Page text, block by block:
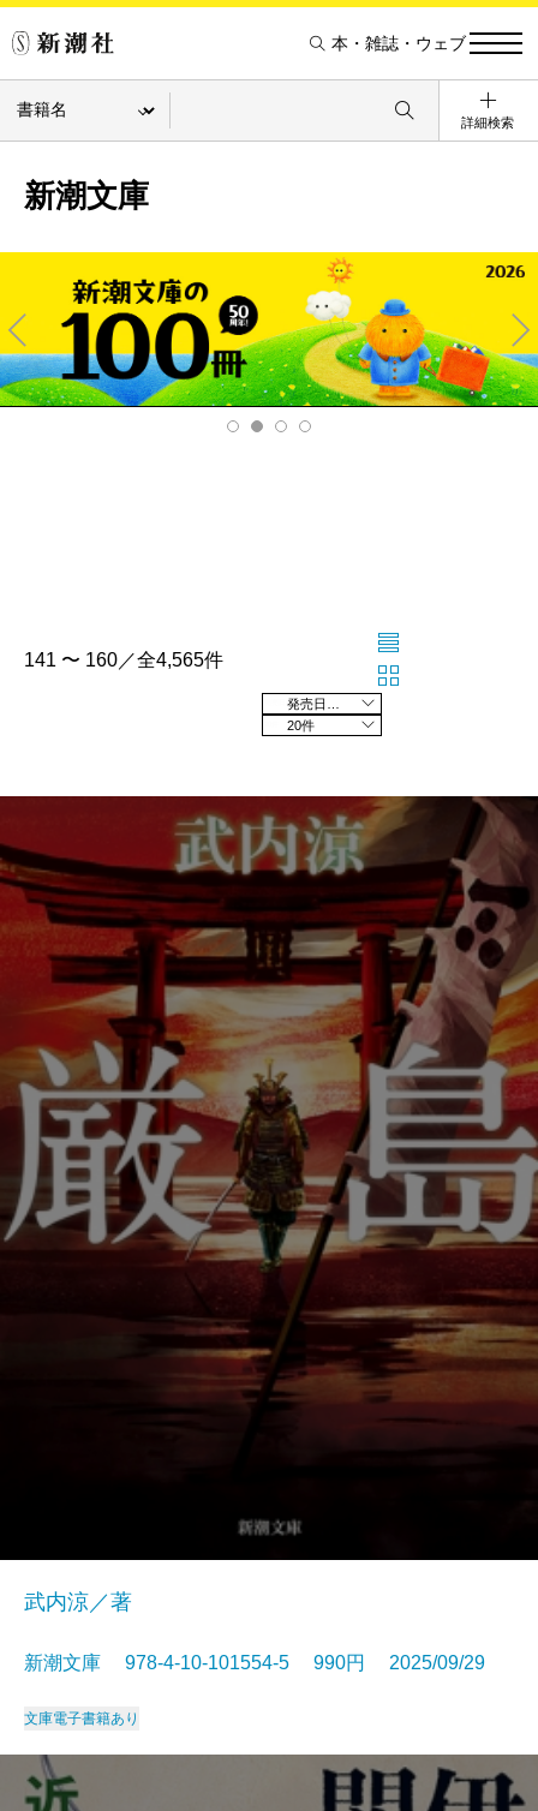
本・雑誌・ウェブ
詳細検索
新潮文庫
Pre
v
Ne
xt
141 〜 160／全4,565件
20件
武内涼／著
新潮文庫 978-4-10-101554-5 990円 2025/09/29
文庫電子書籍あり